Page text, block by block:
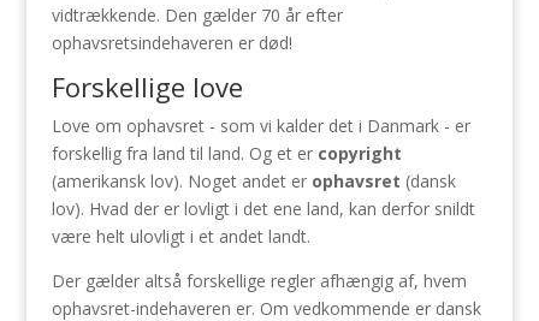
vidtrækkende. Den gælder 70 år efter
ophavsretsindehaveren er død!
Forskellige love
Love om ophavsret - som vi kalder det i Danmark - er
forskellig fra land til land. Og et er copyright
(amerikansk lov). Noget andet er ophavsret (dansk
lov). Hvad der er lovligt i det ene land, kan derfor snildt
være helt ulovligt i et andet landt.
Der gælder altså forskellige regler afhængig af, hvem
ophavsret-indehaveren er. Om vedkommende er dansk